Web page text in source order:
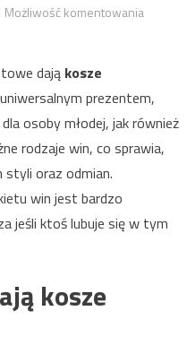
Możliwość komentowaniaCo dać
dają kosze
prezentem,
osoby młodej, jak również
rodzaje win, co sprawia,
styli oraz odmian.
win jest bardzo
jeśli ktoś lubuje się w tym
kosze